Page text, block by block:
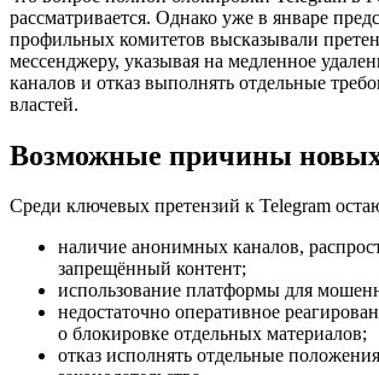
рассматривается. Однако уже в январе
профильных комитетов высказывали
мессенджеру, указывая на медленное
каналов и отказ выполнять отдельные
властей.
Возможные причины
Среди ключевых претензий к Telegram
наличие анонимных каналов,
запрещённый контент;
использование платформы для
недостаточно оперативное
о блокировке отдельных материалов;
отказ исполнять отдельные